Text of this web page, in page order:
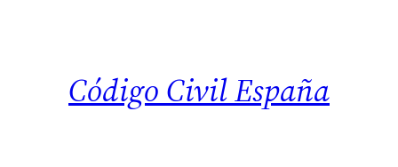
Código Civil España